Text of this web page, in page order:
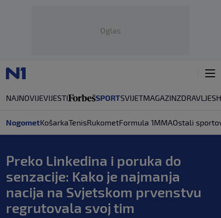
Oglas
NAJNOVIJEVIJESTI SPORTSVIJETMAGAZINZDRAVLJE
NogometKošarkaTenisRukometFormula 1MMAOstali
Preko Linkedina i poruka do
senzacije: Kako je najmanja
nacija na Svjetskom prvenstvu
regrutovala svoj tim